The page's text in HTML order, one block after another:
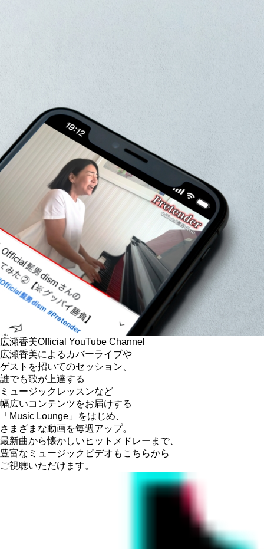
広瀬香美Official YouTube Channel
広瀬香美によるカバーライブや
ゲストを招いてのセッション、
誰でも歌が上達する
ミュージックレッスンなど
幅広いコンテンツをお届けする
「Music Lounge」をはじめ、
さまざまな動画を毎週アップ。
最新曲から懐かしいヒットメドレーまで、
豊富なミュージックビデオもこちらから
ご視聴いただけます。